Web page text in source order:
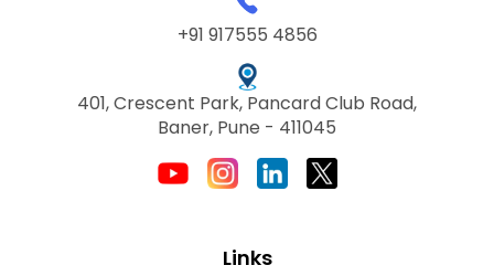
+91 917555 4856
401, Crescent Park, Pancard Club Road,
Baner, Pune - 411045
Links